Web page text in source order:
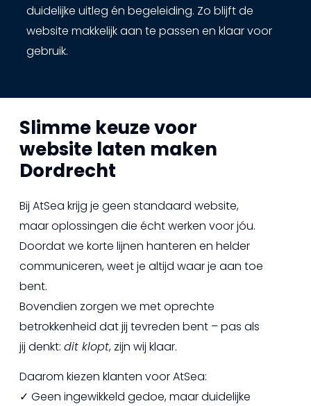
duidelijke uitleg én begeleiding. Zo blijft de
website makkelijk aan te passen en klaar voor
gebruik.
Slimme keuze voor
website laten maken
Dordrecht
Bij AtSea krijg je geen standaard website,
maar oplossingen die écht werken voor jóu.
Doordat we korte lijnen hanteren en helder
communiceren, weet je altijd waar je aan toe
bent.
Bovendien zorgen we met oprechte
betrokkenheid dat jij tevreden bent – pas als
jij denkt: dit klopt, zijn wij klaar.
Daarom kiezen klanten voor AtSea:
✓ Geen ingewikkeld gedoe, maar duidelijke